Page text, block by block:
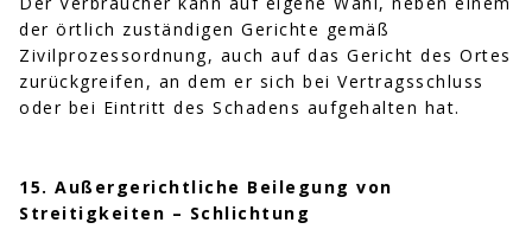
der örtlich zuständigen Gerichte gemäß
Zivilprozessordnung, auch auf das Gericht des Ortes
zurückgreifen, an dem er sich bei Vertragsschluss
oder bei Eintritt des Schadens aufgehalten hat.
15. Außergerichtliche Beilegung von
Streitigkeiten – Schlichtung